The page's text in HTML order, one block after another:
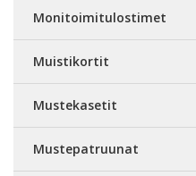
Monitoimitulostimet
Muistikortit
Mustekasetit
Mustepatruunat